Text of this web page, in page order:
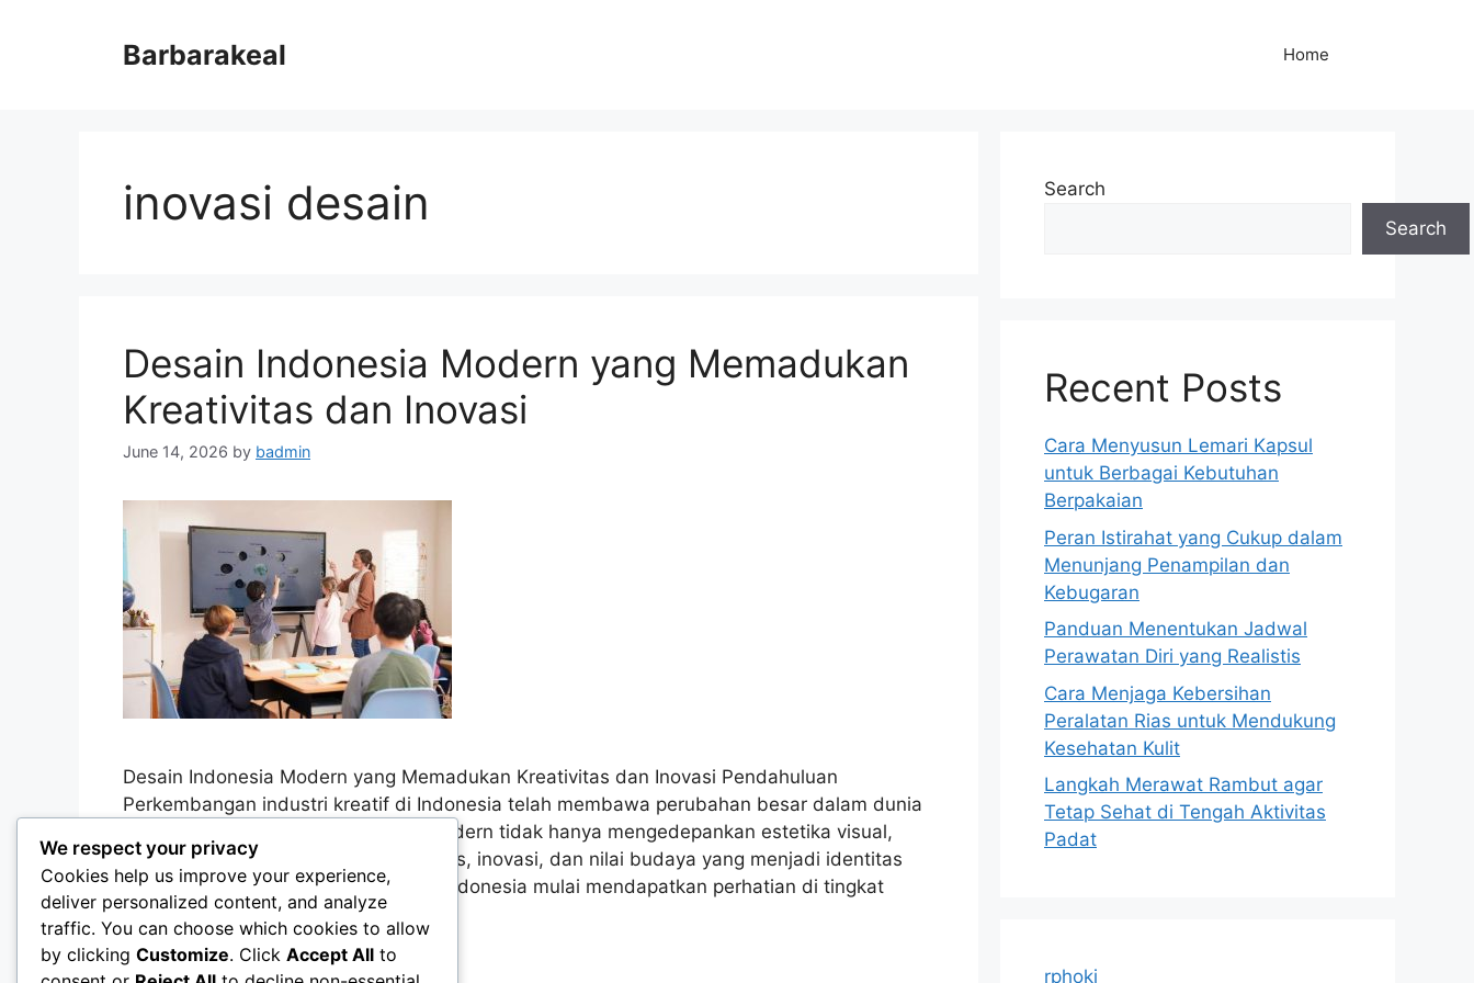
Barbarakeal Home
inovasi desain
Desain Indonesia Modern yang Memadukan
Kreativitas dan Inovasi
June 14, 2026 by badmin
Desain Indonesia Modern yang Memadukan Kreativitas dan Inovasi Pendahuluan
Perkembangan industri kreatif di Indonesia telah membawa perubahan besar dalam dunia
desain. Saat ini, desain Indonesia modern tidak hanya mengedepankan estetika visual,
tetapi juga menggabungkan kreativitas, inovasi, dan nilai budaya yang menjadi identitas
bangsa. Berbagai karya desain dari Indonesia mulai mendapatkan perhatian di tingkat
nasional maupun …Read more
Categories
Desain Grafis
Search
Search
Recent Posts
Cara Menyusun Lemari Kapsul
untuk Berbagai Kebutuhan
Berpakaian
Peran Istirahat yang Cukup dalam
Menunjang Penampilan dan
Kebugaran
Panduan Menentukan Jadwal
Perawatan Diri yang Realistis
Cara Menjaga Kebersihan
Peralatan Rias untuk Mendukung
Kesehatan Kulit
Langkah Merawat Rambut agar
Tetap Sehat di Tengah Aktivitas
Padat
rphoki
We respect your privacy
Cookies help us improve your experience,
deliver personalized content, and analyze
traffic. You can choose which cookies to allow
by clicking Customize. Click Accept All to